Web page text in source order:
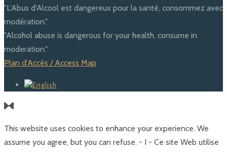
"L'Abus d'Alcool est dangereux pour la santé, consommez avec
modération."
"Alcohol abuse is dangerous for your health, consume in
moderation."
Plan d'Accès / Access Map
This website uses cookies to enhance your experience. We
assume you agree, but you can refuse. - I - Ce site Web utilise